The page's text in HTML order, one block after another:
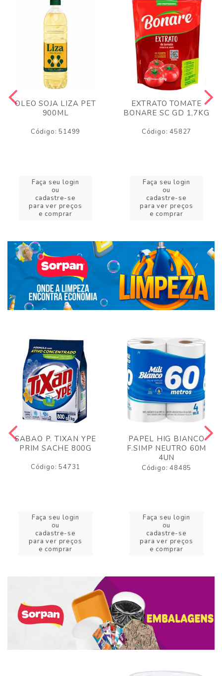
OLEO SOJA LIZA PET
900ML
Código: 51499
Faça seu login
ou
cadastre-se
para ver preços
e comprar
EXTRATO TOMATE
BONARE SC GD 1,7KG
Código: 45827
Faça seu login
ou
cadastre-se
para ver preços
e comprar
SABAO P. TIXAN YPE
PRIM SACHE 800G
Código: 54731
Faça seu login
ou
cadastre-se
para ver preços
e comprar
PAPEL HIG BIANCO
F.SIMP NEUTRO 60M
4UN
Código: 48485
Faça seu login
ou
cadastre-se
para ver preços
e comprar